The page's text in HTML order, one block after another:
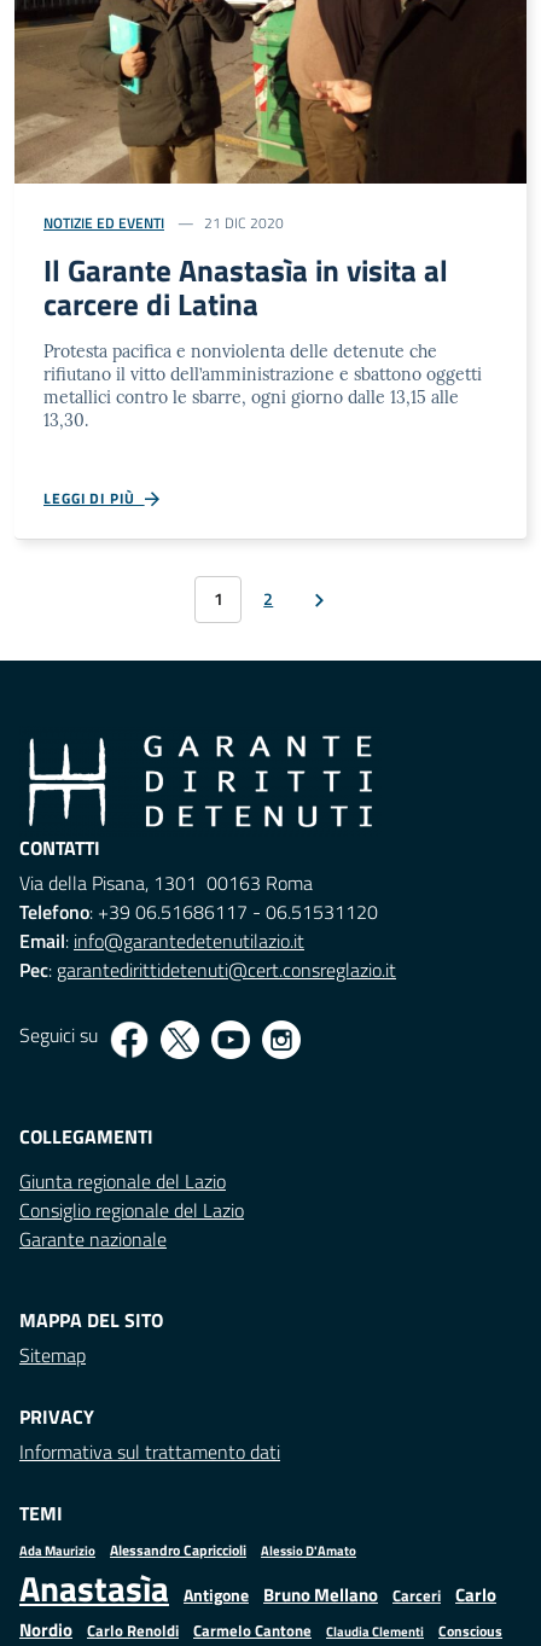
NOTIZIE ED EVENTI 21 DIC 2020
Il Garante Anastasìa in visita al
carcere di Latina
Protesta pacifica e nonviolenta delle detenute che
rifiutano il vitto dell’amministrazione e sbattono oggetti
metallici contro le sbarre, ogni giorno dalle 13,15 alle
13,30.
LEGGI DI PIÙ
1 2
CONTATTI
Via della Pisana, 1301 00163 Roma
Telefono: +39 06.51686117 - 06.51531120
Email: info@garantedetenutilazio.it
Pec: garantedirittidetenuti@cert.consreglazio.it
Seguici su
COLLEGAMENTI
Giunta regionale del Lazio
Consiglio regionale del Lazio
Garante nazionale
MAPPA DEL SITO
Sitemap
PRIVACY
Informativa sul trattamento dati
TEMI
Ada Maurizio Alessandro Capriccioli Alessio D'Amato
Anastasìa Antigone Bruno Mellano Carceri
Carlo
Nordio Carlo Renoldi Carmelo Cantone Claudia Clementi Conscious